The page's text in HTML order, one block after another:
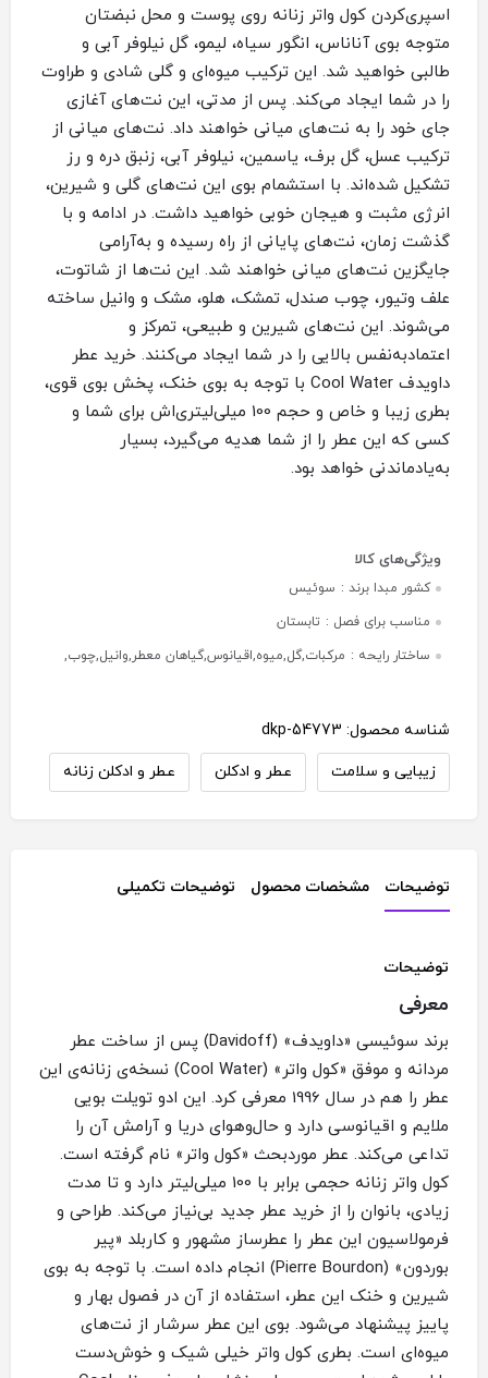
اسپری‌کردن کول واتر زنانه روی پوست و محل نبضتان
متوجه بوی آناناس، انگور سیاه، لیمو، گل نیلوفر آبی و
طالبی خواهید شد. این ترکیب میوه‌ای و گلی شادی و طراوت
را در شما ایجاد می‌کند. پس از مدتی، این نت‌های آغازی
جای خود را به نت‌های میانی خواهند داد. نت‌های میانی از
ترکیب عسل، گل برف، یاسمین، نیلوفر آبی، زنبق دره و رز
تشکیل شده‌اند. با استشمام بوی این نت‌های گلی و شیرین،
انرژی مثبت و هیجان خوبی خواهید داشت. در ادامه و با
گذشت زمان، نت‌های پایانی از راه رسیده و به‌آرامی
جایگزین نت‌های میانی خواهند شد. این نت‌ها از شاتوت،
علف وتیور، چوب صندل، تمشک، هلو، مشک و وانیل ساخته
می‌شوند. این نت‌های شیرین و طبیعی، تمرکز و
اعتمادبه‌نفس بالایی را در شما ایجاد می‌کنند. خرید عطر
داویدف Cool Water با توجه به بوی خنک، پخش بوی قوی،
بطری زیبا و خاص و حجم 100 میلی‌لیتری‌اش برای شما و
کسی که این عطر را از شما هدیه می‌گیرد، بسیار
به‌یادماندنی خواهد بود.
کشور مبدا برند : سوئیس
مناسب برای فصل : تابستان
ساختار رایحه : مرکبات,گل,میوه,اقیانوس,گیاهان معطر,وانیل,چوب,
شناسه محصول: dkp-54773
زیبایی و سلامت
عطر و ادکلن عطر و ادکلن زنانه
توضیحات مشخصات محصول توضیحات تکمیلی
توضیحات
معرفی
برند سوئیسی «داویدف» (Davidoff) پس از ساخت عطر
مردانه و موفق «کول واتر» (Cool Water) نسخه‌ی زنانه‌ی این
عطر را هم در سال 1996 معرفی کرد. این ادو تویلت بویی
ملایم و اقیانوسی دارد و حال‌وهوای دریا و آرامش آن را
تداعی می‌کند. عطر موردبحث «کول واتر» نام گرفته است.
کول واتر زنانه حجمی برابر با 100 میلی‌لیتر دارد و تا مدت
زیادی، بانوان را از خرید عطر جدید بی‌نیاز می‌کند. طراحی و
فرمولاسیون این عطر را عطرساز مشهور و کاربلد «پیر
بوردون» (Pierre Bourdon) انجام داده است. با توجه به بوی
شیرین و خنک این عطر، استفاده از آن در فصول بهار و
پاییز پیشنهاد می‌شود. بوی این عطر سرشار از نت‌های
میوه‌ای است. بطری کول واتر خیلی شیک و خوش‌دست